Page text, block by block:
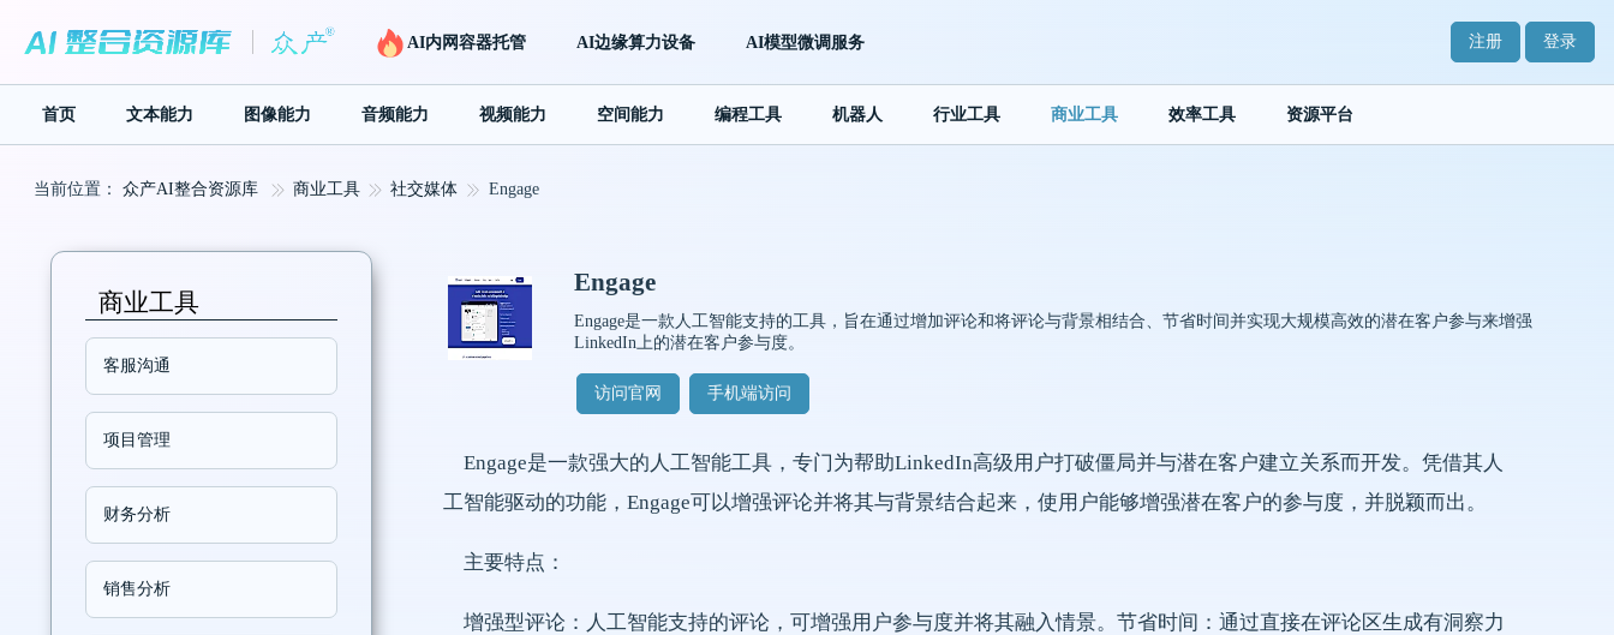
AI内网容器托管 AI边缘算力设备 AI模型微调服务 注册 登录
首页 文本能力 图像能力 音频能力 视频能力 空间能力 编程工具 机器人 行业工具 商业工具 效率工具 资源平台
当前位置： 众产AI整合资源库 商业工具 社交媒体 Engage
Engage
Engage是一款人工智能支持的工具，旨在通过增加评论和将评论与背景相结合、节省时间并实现大规模高效的潜在客户参与来增强
LinkedIn上的潜在客户参与度。
访问官网 手机端访问
Engage是一款强大的人工智能工具，专门为帮助LinkedIn高级用户打破僵局并与潜在客户建立关系而开发。凭借其人
工智能驱动的功能，Engage可以增强评论并将其与背景结合起来，使用户能够增强潜在客户的参与度，并脱颖而出。
主要特点：
增强型评论：人工智能支持的评论，可增强用户参与度并将其融入情景。节省时间：通过直接在评论区生成有洞察力
商业工具
客服沟通
项目管理
财务分析
销售分析